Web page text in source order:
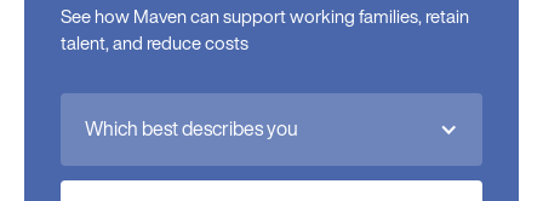
See how Maven can support working families, retain
talent, and reduce costs
Which best describes you